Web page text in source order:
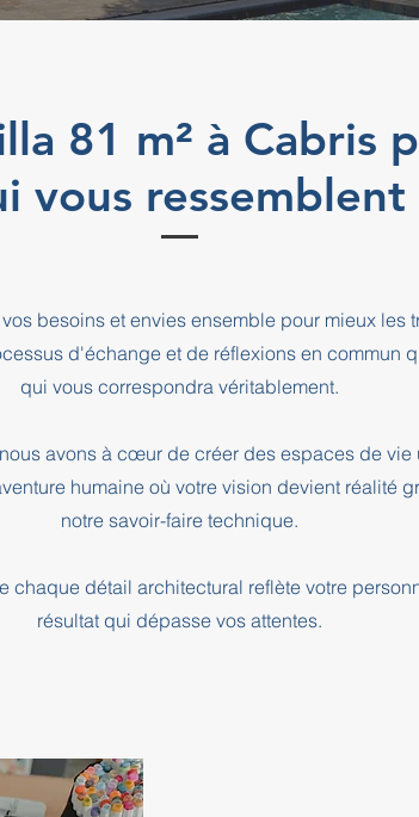
81 m² à Cabris
vous ressemblent
besoins et envies ensemble pour mieux les
d'échange et de réflexions en commun
qui vous correspondra véritablement.
avons à cœur de créer des espaces de
humaine où votre vision devient réalité
notre savoir-faire technique.
détail architectural reflète votre
résultat qui dépasse vos attentes.